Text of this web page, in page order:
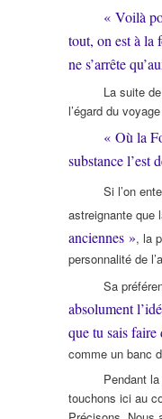
« Voilà
tout, on est à la
ne s’arrête
La suite
l’égard du
« Où la
substance l’est
Si l’on
astreignante que
anciennes », la
personnalité de
Sa
absolument
que tu sais faire
comme un banc
Pendant
touchons ici au